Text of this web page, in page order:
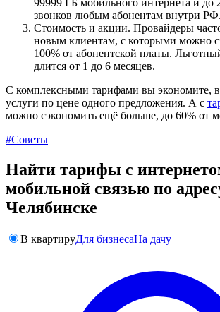
99999 ГБ мобильного интернета и до
звонков любым абонентам внутри РФ.
Стоимость и акции. Провайдеры
новым клиентам, с которыми можно
100% от абонентской платы.
длится от 1 до 6 месяцев.
С комплексными тарифами вы экономите,
услуги по цене одного предложения. А с
можно сэкономить ещё больше, до 60% от
#Советы
Найти тарифы с
мобильной связью по
Челябинске
В квартируДля бизнесаНа дачу